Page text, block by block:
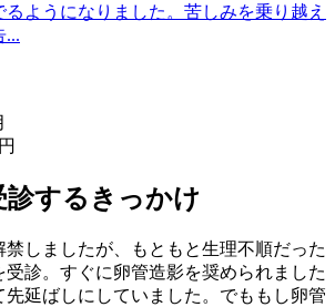
ようになりました。苦しみを乗り越え
...
診するきっかけ
しましたが、もともと生理不順だった
受診。すぐに卵管造影を奨められました
先延ばしにしていました。でももし卵管